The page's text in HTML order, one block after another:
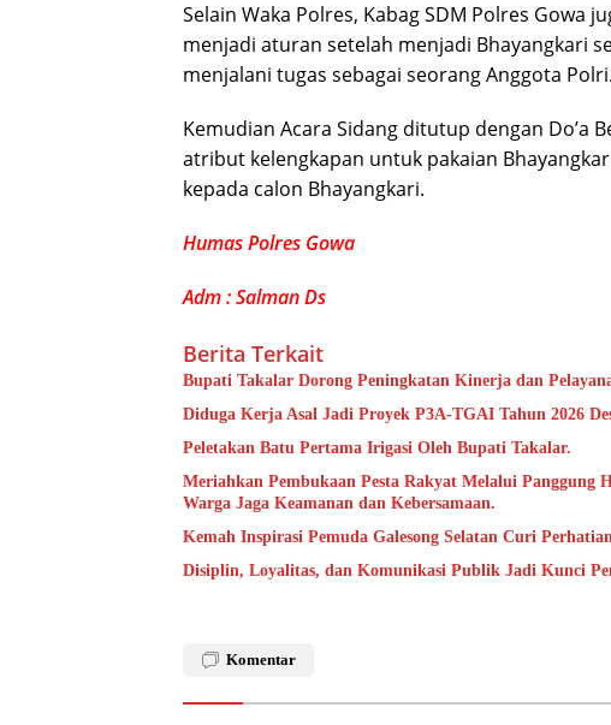
Selain Waka Polres, Kabag SDM Polres Gowa
menjadi aturan setelah menjadi Bhayangkari
menjalani tugas sebagai seorang Anggota Polri.
Kemudian Acara Sidang ditutup dengan Do’a
atribut kelengkapan untuk pakaian
kepada calon Bhayangkari.
Humas Polres Gowa
Adm : Salman Ds
Berita Terkait
Bupati Takalar Dorong Peningkatan Kinerja dan
Diduga Kerja Asal Jadi Proyek P3A-TGAI Tahun 2026
Peletakan Batu Pertama Irigasi Oleh Bupati Takalar.
Meriahkan Pembukaan Pesta Rakyat Melalui
Warga Jaga Keamanan dan Kebersamaan.
Kemah Inspirasi Pemuda Galesong Selatan Curi
Disiplin, Loyalitas, dan Komunikasi Publik Jadi Kunci
Komentar